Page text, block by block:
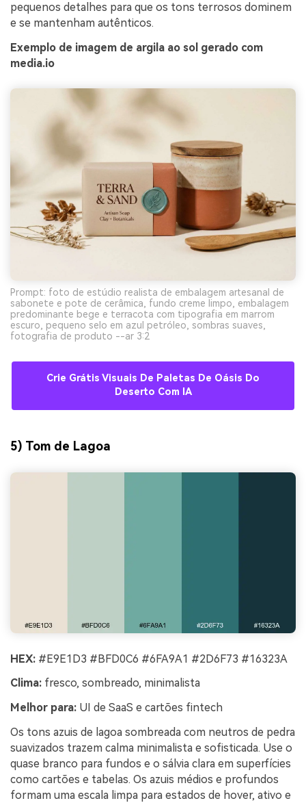
pequenos detalhes para que os tons terrosos dominem
e se mantenham autênticos.
Exemplo de imagem de argila ao sol gerado com
media.io
Prompt: foto de estúdio realista de embalagem artesanal de
sabonete e pote de cerâmica, fundo creme limpo, embalagem
predominante bege e terracota com tipografia em marrom
escuro, pequeno selo em azul petróleo, sombras suaves,
fotografia de produto --ar 3:2
Crie Grátis Visuais De Paletas De Oásis Do
Deserto Com IA
5) Tom de Lagoa
HEX: #E9E1D3 #BFD0C6 #6FA9A1 #2D6F73 #16323A
Clima: fresco, sombreado, minimalista
Melhor para: UI de SaaS e cartões fintech
Os tons azuis de lagoa sombreada com neutros de pedra
suavizados trazem calma minimalista e sofisticada. Use o
quase branco para fundos e o sálvia clara em superfícies
como cartões e tabelas. Os azuis médios e profundos
formam uma escala limpa para estados de hover, ativo e